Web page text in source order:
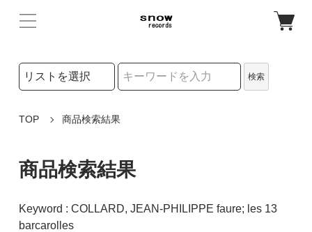
検索リストの選択
検索
TOP 商品検索結果
商品検索結果
Keyword : COLLARD, JEAN-PHILIPPE faure; les 13
barcarolles